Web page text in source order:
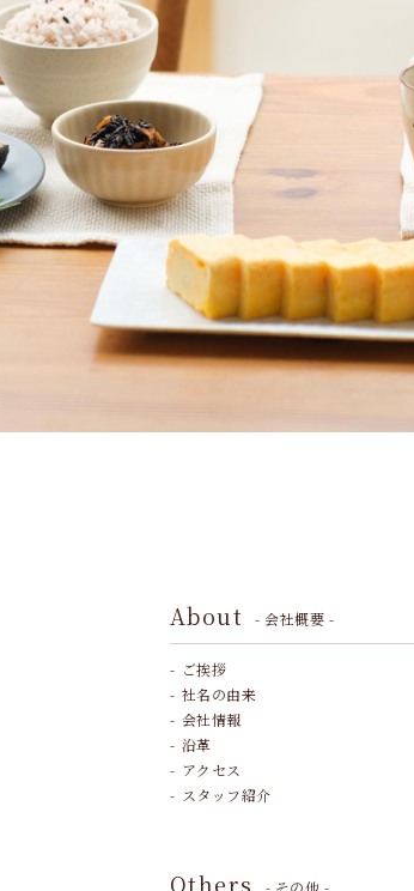
About - 会社概要 -
ご挨拶
社名の由来
会社情報
沿革
アクセス
スタッフ紹介
Others - その他 -